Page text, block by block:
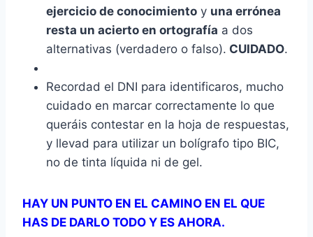
ejercicio de conocimiento y una errónea
resta un acierto en ortografía a dos
alternativas (verdadero o falso). CUIDADO.
Recordad el DNI para identificaros, mucho
cuidado en marcar correctamente lo que
queráis contestar en la hoja de respuestas,
y llevad para utilizar un bolígrafo tipo BIC,
no de tinta líquida ni de gel.
HAY UN PUNTO EN EL CAMINO EN EL QUE
HAS DE DARLO TODO Y ES AHORA.